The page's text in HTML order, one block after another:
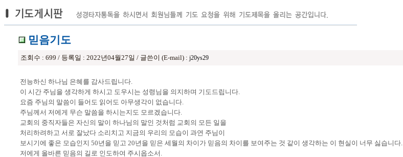
믿음기도
조회수 : 699 / 등록일 : 2022년04월27일 / 글쓴이 (E-mail) : j20ys29
전능하신 하나님 은혜를 감사드립니다.
이 시간 주님을 생각하게 하시고 도우시는 성령님을 의지하며 기도드립니다.
요즘 주님의 말씀이 들어도 읽어도 아무생각이 없습니다.
주님께서 저에게 무슨 말씀을 하시는지도 모르겠습니다.
교회의 중직자들은 자신의 말이 하나님의 말인 것처럼 교회의 모든 일을
처리하려하고 서로 잘났다 소리치고 지금의 우리의 모습이 과연 주님이
보시기에 좋은 모습인지 50년을 믿고 20년을 믿은 세월의 차이가 믿음의 차이를 보여주는 것 같이 생각하는 이 현실이 너무 싫습니다.
저에게 올바른 믿음의 길로 인도하여 주시옵소서.